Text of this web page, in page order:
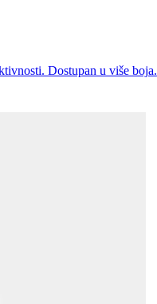
Dostupan u više boja.